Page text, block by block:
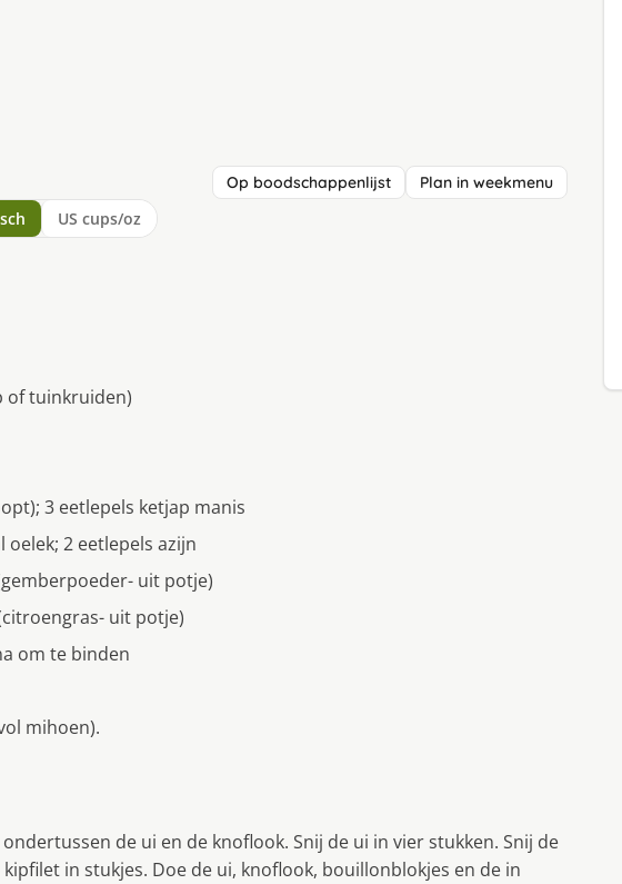
Op boodschappenlijst Plan in weekmenu
US cups/oz
of tuinkruiden)
3 eetlepels ketjap manis
oelek; 2 eetlepels azijn
uit potje)
uit potje)
om te binden
mihoen).
de ui en de knoflook. Snij de ui in vier stukken. Snij de
in stukjes. Doe de ui, knoflook, bouillonblokjes en de in